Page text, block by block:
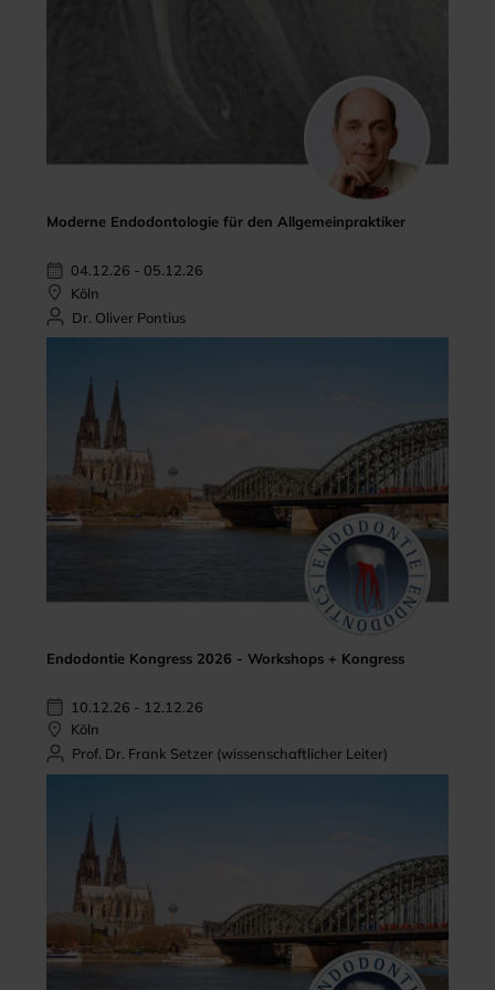
Moderne Endodontologie für den Allgemeinpraktiker
04.12.26 - 05.12.26
Köln
Dr. Oliver Pontius
Endodontie Kongress 2026 - Workshops + Kongress
10.12.26 - 12.12.26
Köln
Prof. Dr. Frank Setzer (wissenschaftlicher Leiter)